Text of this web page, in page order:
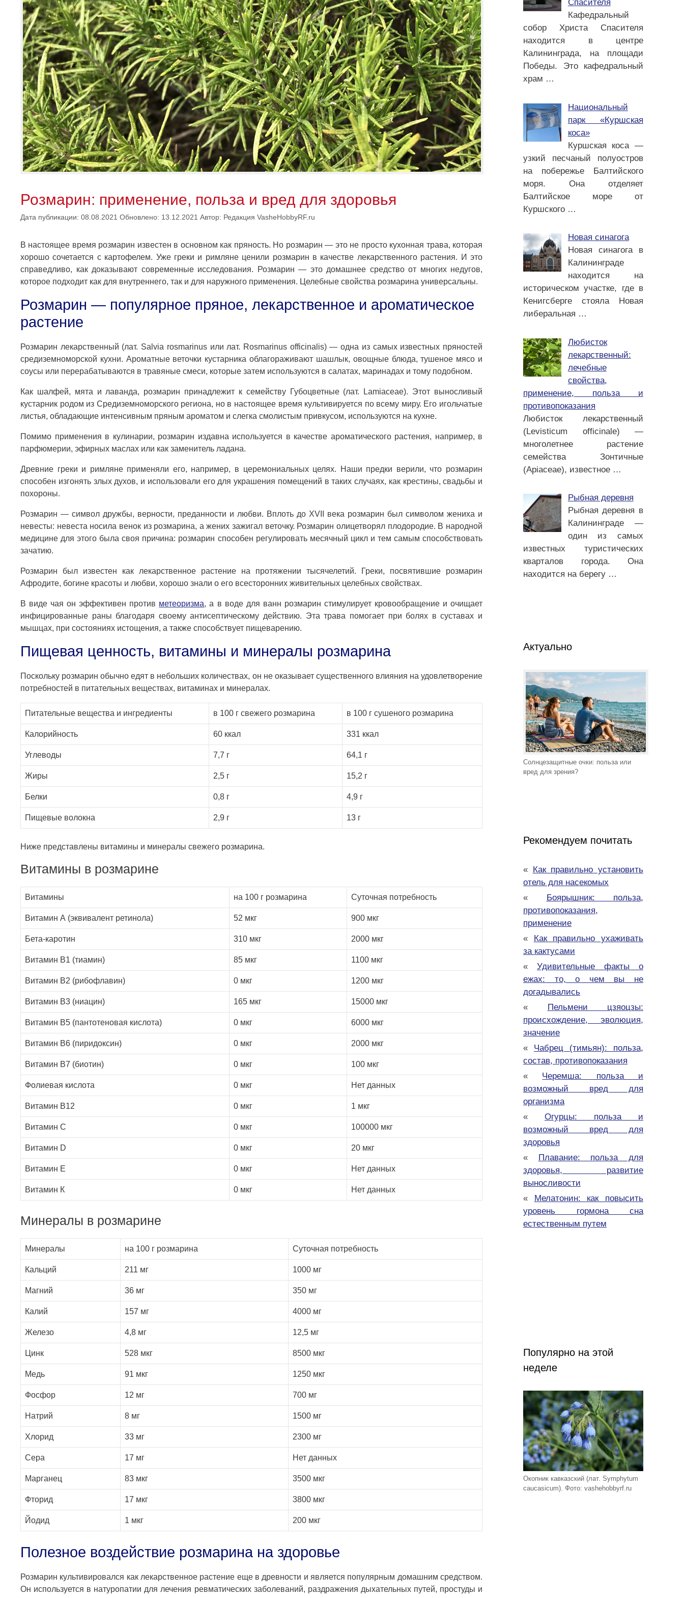
Розмарин: применение, польза и вред для здоровья
Дата публикации: 08.08.2021 Обновлено: 13.12.2021 Автор: Редакция VasheHobbyRF.ru
В настоящее время розмарин известен в основном как пряность. Но розмарин — это не просто кухонная трава, которая
хорошо сочетается с картофелем. Уже греки и римляне ценили розмарин в качестве лекарственного растения. И это
справедливо, как доказывают современные исследования. Розмарин — это домашнее средство от многих недугов,
которое подходит как для внутреннего, так и для наружного применения. Целебные свойства розмарина универсальны.
Розмарин — популярное пряное, лекарственное и ароматическое
растение
Розмарин лекарственный (лат. Salvia rosmarinus или лат. Rosmarinus officinalis) — одна из самых известных пряностей
средиземноморской кухни. Ароматные веточки кустарника облагораживают шашлык, овощные блюда, тушеное мясо и
соусы или перерабатываются в травяные смеси, которые затем используются в салатах, маринадах и тому подобном.
Как шалфей, мята и лаванда, розмарин принадлежит к семейству Губоцветные (лат. Lamiaceae). Этот выносливый
кустарник родом из Средиземноморского региона, но в настоящее время культивируется по всему миру. Его игольчатые
листья, обладающие интенсивным пряным ароматом и слегка смолистым привкусом, используются на кухне.
Помимо применения в кулинарии, розмарин издавна используется в качестве ароматического растения, например, в
парфюмерии, эфирных маслах или как заменитель ладана.
Древние греки и римляне применяли его, например, в церемониальных целях. Наши предки верили, что розмарин
способен изгонять злых духов, и использовали его для украшения помещений в таких случаях, как крестины, свадьбы и
похороны.
Розмарин — символ дружбы, верности, преданности и любви. Вплоть до XVII века розмарин был символом жениха и
невесты: невеста носила венок из розмарина, а жених зажигал веточку. Розмарин олицетворял плодородие. В народной
медицине для этого была своя причина: розмарин способен регулировать месячный цикл и тем самым способствовать
зачатию.
Розмарин был известен как лекарственное растение на протяжении тысячелетий. Греки, посвятившие розмарин
Афродите, богине красоты и любви, хорошо знали о его всесторонних живительных целебных свойствах.
В виде чая он эффективен против метеоризма, а в воде для ванн розмарин стимулирует кровообращение и очищает
инфицированные раны благодаря своему антисептическому действию. Эта трава помогает при болях в суставах и
мышцах, при состояниях истощения, а также способствует пищеварению.
Пищевая ценность, витамины и минералы розмарина
Поскольку розмарин обычно едят в небольших количествах, он не оказывает существенного влияния на удовлетворение
потребностей в питательных веществах, витаминах и минералах.
Питательные вещества и ингредиенты в 100 г свежего розмарина в 100 г сушеного розмарина
Калорийность 60 ккал 331 ккал
Углеводы 7,7 г 64,1 г
Жиры 2,5 г 15,2 г
Белки 0,8 г 4,9 г
Пищевые волокна 2,9 г 13 г
Ниже представлены витамины и минералы свежего розмарина.
Витамины в розмарине
Витамины на 100 г розмарина Суточная потребность
Витамин А (эквивалент ретинола) 52 мкг 900 мкг
Бета-каротин 310 мкг 2000 мкг
Витамин B1 (тиамин) 85 мкг 1100 мкг
Витамин В2 (рибофлавин) 0 мкг 1200 мкг
Витамин B3 (ниацин) 165 мкг 15000 мкг
Витамин B5 (пантотеновая кислота) 0 мкг 6000 мкг
Витамин B6 (пиридоксин) 0 мкг 2000 мкг
Витамин B7 (биотин) 0 мкг 100 мкг
Фолиевая кислота 0 мкг Нет данных
Витамин B12 0 мкг 1 мкг
Витамин C 0 мкг 100000 мкг
Витамин D 0 мкг 20 мкг
Витамин E 0 мкг Нет данных
Витамин К 0 мкг Нет данных
Минералы в розмарине
Минералы на 100 г розмарина Суточная потребность
Кальций 211 мг 1000 мг
Магний 36 мг 350 мг
Калий 157 мг 4000 мг
Железо 4,8 мг 12,5 мг
Цинк 528 мкг 8500 мкг
Медь 91 мкг 1250 мкг
Фосфор 12 мг 700 мг
Натрий 8 мг 1500 мг
Хлорид 33 мг 2300 мг
Сера 17 мг Нет данных
Марганец 83 мкг 3500 мкг
Фторид 17 мкг 3800 мкг
Йодид 1 мкг 200 мкг
Полезное воздействие розмарина на здоровье
Розмарин культивировался как лекарственное растение еще в древности и является популярным домашним средством.
Он используется в натуропатии для лечения ревматических заболеваний, раздражения дыхательных путей, простуды и
Спасителя
Кафедральный
собор Христа Спасителя
находится в центре
Калининграда, на площади
Победы. Это кафедральный
храм …
Национальный
парк «Куршская
коса»
Куршская коса —
узкий песчаный полуостров
на побережье Балтийского
моря. Она отделяет
Балтийское море от
Куршского …
Новая синагога
Новая синагога в
Калининграде
находится на
историческом участке, где в
Кенигсберге стояла Новая
либеральная …
Любисток
лекарственный:
лечебные
свойства,
применение, польза и
противопоказания
Любисток лекарственный
(Levisticum officinale) —
многолетнее растение
семейства Зонтичные
(Apiaceae), известное …
Рыбная деревня
Рыбная деревня в
Калининграде —
один из самых
известных туристических
кварталов города. Она
находится на берегу …
Актуально
Солнцезащитные очки: польза или
вред для зрения?
Рекомендуем почитать
«
Как правильно установить
отель для насекомых
«
Боярышник: польза,
противопоказания,
применение
«
Как правильно ухаживать
за кактусами
« Удивительные факты о
ежах: то, о чем вы не
догадывались
«
Пельмени цзяоцзы:
происхождение, эволюция,
значение
« Чабрец (тимьян): польза,
состав, противопоказания
« Черемша: польза и
возможный вред для
организма
« Огурцы: польза и
возможный вред для
здоровья
«
Плавание: польза для
здоровья, развитие
выносливости
«
Мелатонин: как повысить
уровень гормона сна
естественным путем
Популярно на этой
неделе
Окопник кавказский (лат. Symphytum
caucasicum). Фото: vashehobbyrf.ru